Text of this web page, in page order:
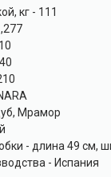
кг - 111
Мрамор
- длина 49 см,
- Испания